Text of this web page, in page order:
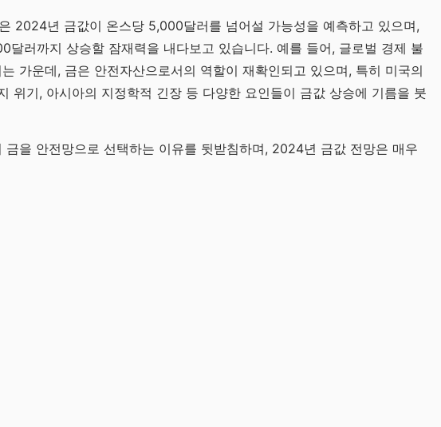
2024년 금값이 온스당 5,000달러를 넘어설 가능성을 예측하고 있으며,
달러까지 상승할 잠재력을 내다보고 있습니다. 예를 들어, 글로벌 경제 불
가운데, 금은 안전자산으로서의 역할이 재확인되고 있으며, 특히 미국의
위기, 아시아의 지정학적 긴장 등 다양한 요인들이 금값 상승에 기름을 붓
금을 안전망으로 선택하는 이유를 뒷받침하며, 2024년 금값 전망은 매우